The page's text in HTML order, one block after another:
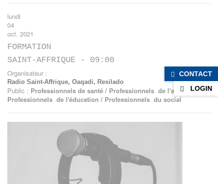
lundi
04
oct. 2021
FORMATION
SAINT-AFFRIQUE - 09:00
Organisateur :
Radio Saint-Affrique, Oaqadi, Resilado
Public : Professionnels de santé / Professionnels de l'animation /
Professionnels de l'éducation / Professionnels du social
CONTACT
LOGIN